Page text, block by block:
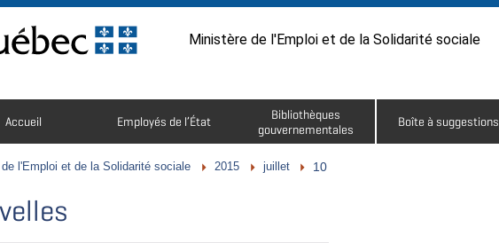
Ministère de l'Emploi et de la Solidarité sociale
Accueil Employés de l’État
Bibliothèques
gouvernementales
Boîte à suggestions
de l'Emploi et de la Solidarité sociale 2015 juillet 10